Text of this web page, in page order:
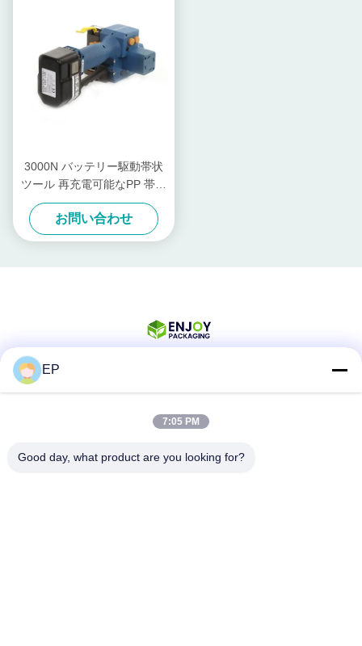
3000N バッテリー駆動帯状
ツール 再充電可能なPP 帯状
ツール PET バンド 13mm -
19mm
お問い合わせ
EP
7:05 PM
Good day, what product are you looking for?